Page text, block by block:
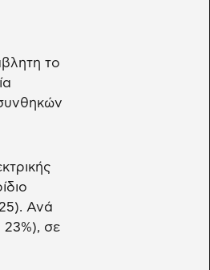
το
Ανά
23%), σε